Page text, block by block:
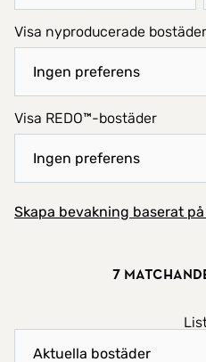
Visa nyproducerade bostäder
Visa REDO™-bostäder
Skapa bevakning baserat
7
Sortera efter